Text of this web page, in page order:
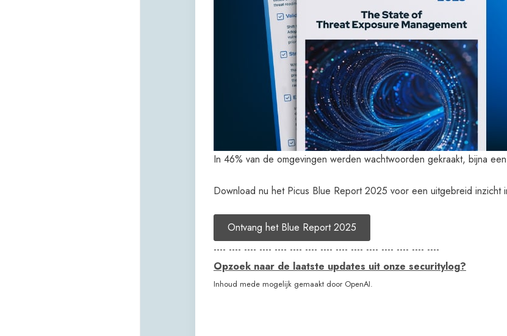
In 46% van de omgevingen werden wachtwoorden gekraakt, bijna
Download nu het Picus Blue Report 2025 voor een uitgebreid
Ontvang het Blue Report 2025
---- ---- ---- ---- ---- ---- ---- ---- ---- ---- ---- ---- ---- ---- ----
Opzoek naar de laatste updates uit onze securitylog?
Inhoud mede mogelijk gemaakt door OpenAI.